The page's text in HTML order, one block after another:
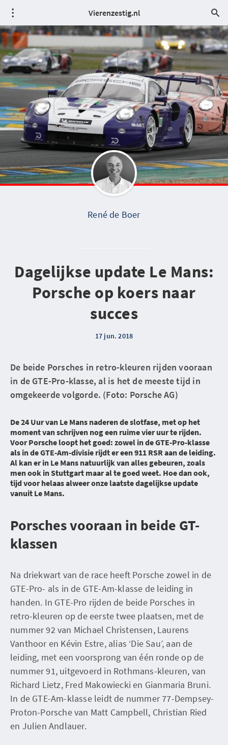
Vierenzestig.nl
René de Boer
Dagelijkse update Le Mans:
Porsche op koers naar
succes
17 jun. 2018
De beide Porsches in retro-kleuren rijden vooraan
in de GTE-Pro-klasse, al is het de meeste tijd in
omgekeerde volgorde. (Foto: Porsche AG)
De 24 Uur van Le Mans naderen de slotfase, met op het
moment van schrijven nog een ruime vier uur te rijden.
Voor Porsche loopt het goed: zowel in de GTE-Pro-klasse
als in de GTE-Am-divisie rijdt er een 911 RSR aan de leiding.
Al kan er in Le Mans natuurlijk van alles gebeuren, zoals
men ook in Stuttgart maar al te goed weet. Hoe dan ook,
tijd voor helaas alweer onze laatste dagelijkse update
vanuit Le Mans.
Porsches vooraan in beide GT-
klassen
Na driekwart van de race heeft Porsche zowel in de
GTE-Pro- als in de GTE-Am-klasse de leiding in
handen. In GTE-Pro rijden de beide Porsches in
retro-kleuren op de eerste twee plaatsen, met de
nummer 92 van Michael Christensen, Laurens
Vanthoor en Kévin Estre, alias ‘Die Sau’, aan de
leiding, met een voorsprong van één ronde op de
nummer 91, uitgevoerd in Rothmans-kleuren, van
Richard Lietz, Fred Makowiecki en Gianmaria Bruni.
In de GTE-Am-klasse leidt de nummer 77-Dempsey-
Proton-Porsche van Matt Campbell, Christian Ried
en Julien Andlauer.